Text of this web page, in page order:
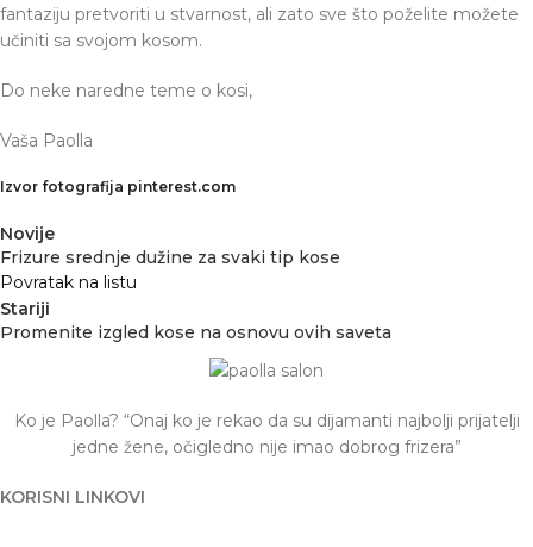
fantaziju pretvoriti u stvarnost, ali zato sve što poželite možete
učiniti sa svojom kosom.
Do neke naredne teme o kosi,
Vaša Paolla
Izvor fotografija pinterest.com
Novije
Frizure srednje dužine za svaki tip kose
Povratak na listu
Stariji
Promenite izgled kose na osnovu ovih saveta
Ko je Paolla? “Onaj ko je rekao da su dijamanti najbolji prijatelji
jedne žene, očigledno nije imao dobrog frizera”
KORISNI LINKOVI